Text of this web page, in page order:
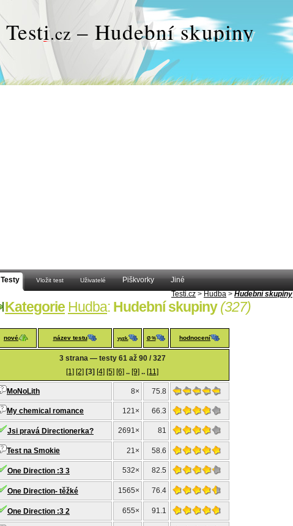
Testi.cz – Hudební skupiny
Testy Vložit test Uživatelé Piškvorky
Jiné
Testi.cz > Hudba > Hudební skupiny
Kategorie Hudba: Hudební skupiny (327)
nové název testu vyzk. Ø % hodnocení
3 strana — testy 61 až 90 / 327
[1] [2] [3] [4] [5] [6] .. [9] .. [11]
MoNoLith 8× 75.8
My chemical romance 121× 66.3
Jsi pravá Directionerka? 2691× 81
Test na Smokie 21× 58.6
One Direction :3 3 532× 82.5
One Direction- těžké 1565× 76.4
One Direction :3 2 655× 91.1